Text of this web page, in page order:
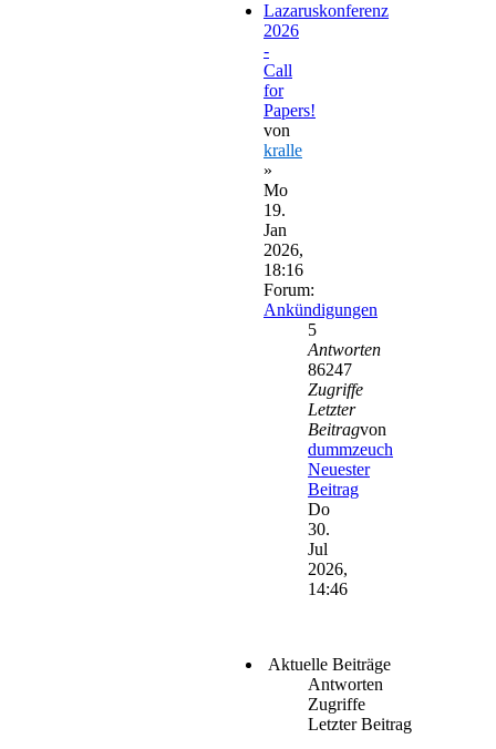
Lazaruskonferenz
2026
-
Call
for
Papers!
von
kralle
»
Mo
19.
Jan
2026,
18:16
Forum:
Ankündigungen
5
Antworten
86247
Zugriffe
Letzter
Beitragvon
dummzeuch
Neuester
Beitrag
Do
30.
Jul
2026,
14:46
Aktuelle Beiträge
Antworten
Zugriffe
Letzter Beitrag